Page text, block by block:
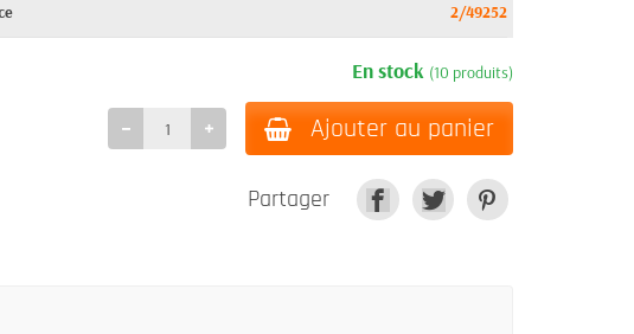
2/49252
En stock (10 produits)
Ajouter au panier
Partager